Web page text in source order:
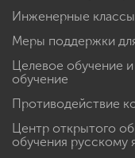
Инженерные классы
Меры поддержки
Целевое обучение
обучение
Противодействие
Центр открытого
обучения русскому